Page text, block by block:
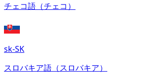
チェコ語（チェコ）
sk-SK
スロバキア語（スロバキア）